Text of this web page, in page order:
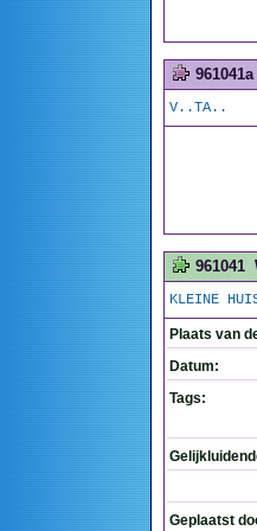
961041a
V..TA..
961041
KLEINE
Plaats van
Datum:
Tags:
Geplaatst